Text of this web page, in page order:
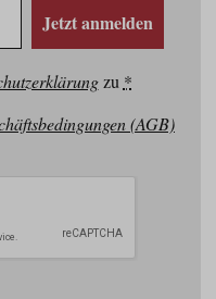
Jetzt anmelden
zu *
(AGB)